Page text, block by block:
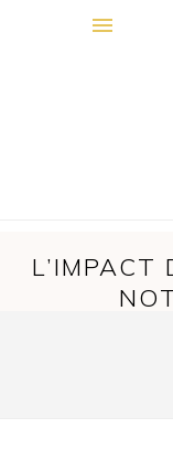
L’IMPACT